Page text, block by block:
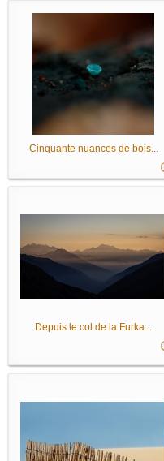
Cinquante nuances de bois...
Depuis le col de la Furka...